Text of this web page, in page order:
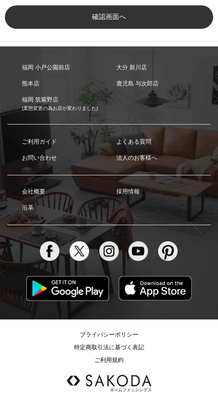
福岡 小戸公園前店 大分 新川店
熊本店 鹿児島 与次郎店
福岡 筑紫野店
(業態変更の為お店が変わりました)
ご利用ガイド よくある質問
お問い合わせ 法人のお客様へ
会社概要 採用情報
沿革
プライバシーポリシー
特定商取引法に基づく表記
ご利用規約